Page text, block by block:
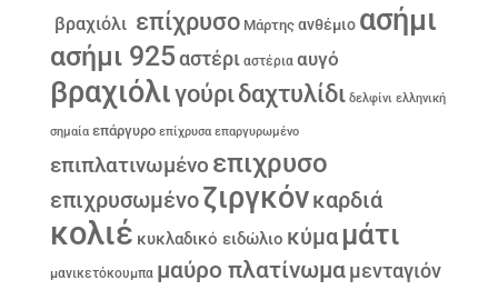
βραχιόλι επίχρυσο Μάρτης ανθέμιο ασήμι
ασήμι 925αστέρι αστέρια αυγό
βραχιόλιγούριδαχτυλίδι δελφίνι ελληνική
σημαία επάργυρο επίχρυσα επαργυρωμένο
επιπλατινωμένο επιχρυσο
επιχρυσωμένοζιργκόνκαρδιά
κολιέ κυκλαδικό ειδώλιο κύμα μάτι
μανικετόκουμπα μαύρο πλατίνωμα μενταγιόν